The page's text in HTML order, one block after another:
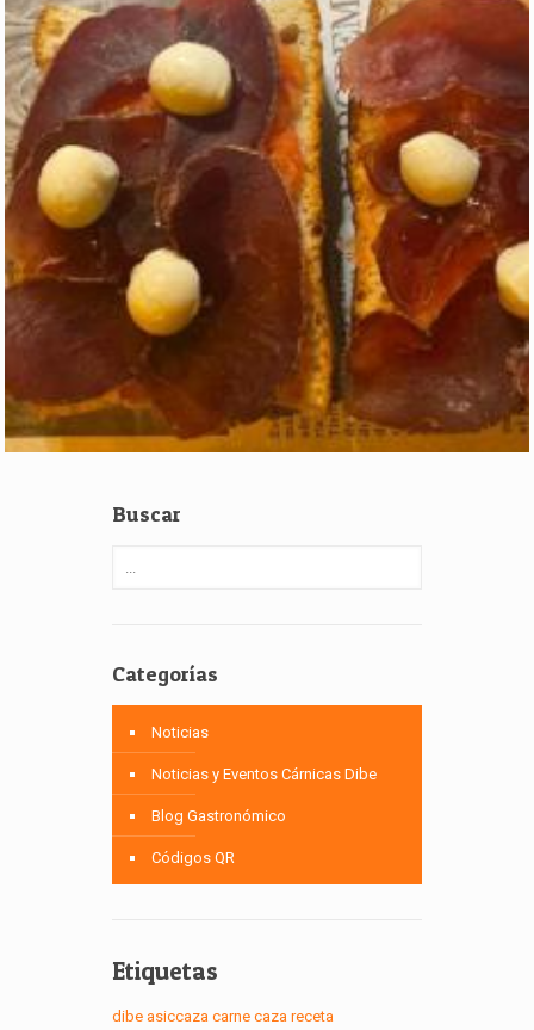
Buscar
Categorías
Noticias
Noticias y Eventos Cárnicas Dibe
Blog Gastronómico
Códigos QR
Etiquetas
dibe asiccaza carne caza receta